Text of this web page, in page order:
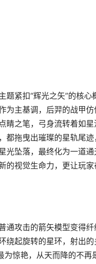
紧扣“辉光之矢”的核
为主基调，后羿的战甲
睛之笔，弓身流转着如
都拖曳出璀璨的星轨尾
光坠落，最终化为一道
的视觉生命力，更让玩
通攻击的箭矢模型变得
起旋转的星环，射出的
惊艳，从天而降的不